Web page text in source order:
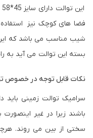
فضا های کوچک نیز استفاده
شیب مناسب می باشد که
بسته این توالت می آید به
نکات قابل توجه در خصوص
سرامیک توالت زمینی باید
باشند زیرا در غیر
سختی از بین می روند.